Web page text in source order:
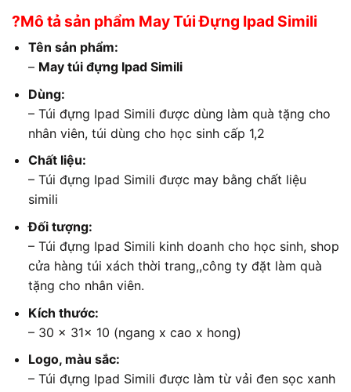
?Mô tả sản phẩm May Túi Đựng Ipad Simili
Tên sản phẩm:
– May túi đựng Ipad Simili
Dùng:
– Túi đựng Ipad Simili được dùng làm quà tặng cho
nhân viên, túi dùng cho học sinh cấp 1,2
Chất liệu:
– Túi đựng Ipad Simili được may bằng chất liệu
simili
Đối tượng:
– Túi đựng Ipad Simili kinh doanh cho học sinh, shop
cửa hàng túi xách thời trang,,công ty đặt làm quà
tặng cho nhân viên.
Kích thước:
– 30 x 31x 10 (ngang x cao x hong)
Logo, màu sắc:
– Túi đựng Ipad Simili được làm từ vải đen sọc xanh